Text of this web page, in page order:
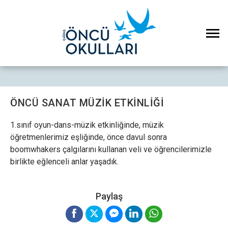
ÖNCÜ SANAT MÜZİK ETKİNLİĞİ
1.sınıf oyun-dans-müzik etkinliğinde, müzik
öğretmenlerimiz eşliğinde, önce davul sonra
boomwhakers çalgılarını kullanan veli ve öğrencilerimizle
birlikte eğlenceli anlar yaşadık.
Paylaş
Çerez Ayarları Gizlilik Tercihleri